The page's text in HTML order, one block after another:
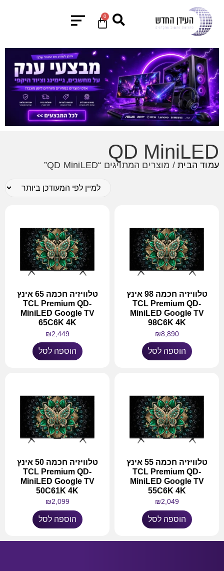
0
QD MiniLED
עמוד הבית/ מוצרים המתויגים “QD MiniLED”
טלוויזיה חכמה 98 אינץ
TCL Premium QD-
MiniLED Google TV
98C6K 4K
₪8,890
הוספה לסל
טלוויזיה חכמה 65 אינץ
TCL Premium QD-
MiniLED Google TV
65C6K 4K
₪2,449
הוספה לסל
טלוויזיה חכמה 55 אינץ
TCL Premium QD-
MiniLED Google TV
55C6K 4K
₪2,049
הוספה לסל
טלוויזיה חכמה 50 אינץ
TCL Premium QD-
MiniLED Google TV
50C61K 4K
₪2,099
הוספה לסל